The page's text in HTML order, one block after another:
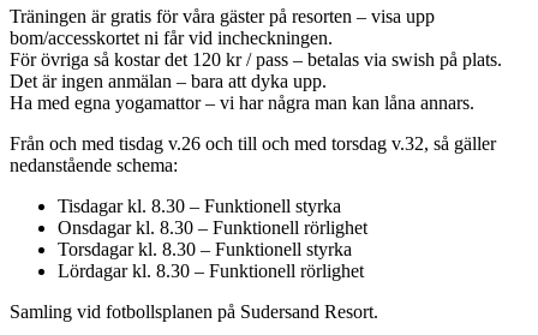
Träningen är gratis för våra gäster på resorten – visa upp
bom/accesskortet ni får vid incheckningen.
För övriga så kostar det 120 kr / pass – betalas via swish på plats.
Det är ingen anmälan – bara att dyka upp.
Ha med egna yogamattor – vi har några man kan låna annars.
Från och med tisdag v.26 och till och med torsdag v.32, så gäller
nedanstående schema:
Tisdagar kl. 8.30 – Funktionell styrka
Onsdagar kl. 8.30 – Funktionell rörlighet
Torsdagar kl. 8.30 – Funktionell styrka
Lördagar kl. 8.30 – Funktionell rörlighet
Samling vid fotbollsplanen på Sudersand Resort.